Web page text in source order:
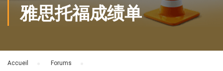
雅思托福成绩单
Accueil Forums